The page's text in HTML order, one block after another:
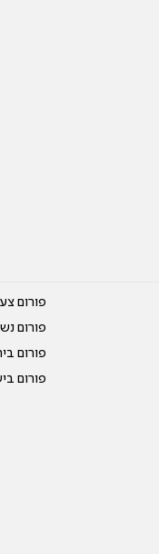
פורום
פורום
פורום
פורום